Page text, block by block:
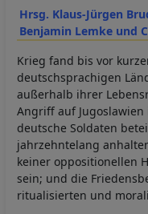
Hrsg. Klaus-Jürgen
Benjamin Lemke und
Krieg fand bis vor
deutschsprachigen
außerhalb ihrer
Angriff auf
deutsche Soldaten
jahrzehntelang
keiner oppositionellen
sein; und die
ritualisierten und